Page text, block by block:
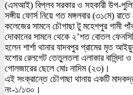
(এসআই) বিপ্লব সরকার ও সহকারী উপ-
সঙ্গীয় ফোর্স নিয়ে গত মঙ্গলবার (৩১মে)
কলেজের সামনে চৌগাছা টু মহেশপুর গামী
দোকানের সামনে থেকে ২’শত বোতল
হলেন শার্শা থানার যাদবপুর গ্রামের মৃত
যশোর রেলগেট তেতুলতলা এলাকার বাসিন্দা
গোলজারের ছেলে মোঃ নাদিম (২৩)।
এই সংক্রান্তে চৌগাছা থানায় একটি
নং-১/১৩০।